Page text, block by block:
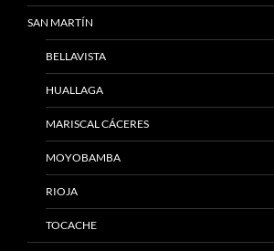
SAN MARTÍN
BELLAVISTA
HUALLAGA
MARISCAL CÁCERES
MOYOBAMBA
RIOJA
TOCACHE